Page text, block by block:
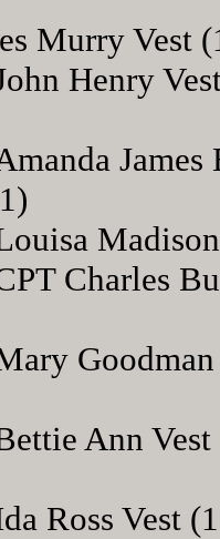
Murry Vest
Henry
Charles
Ann
Ross Vest